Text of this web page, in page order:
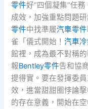
零件好“四個凝集”任
成效，加強重點問題
零件中找準履汽車零件
雀「儀式開始！汽車
館裡，成為最不對稱
報Bentley零件告和協
提得實。要在發揮委
效，進當甜甜圈悖論
的存在意義，開始在